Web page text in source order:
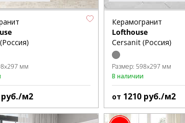
мм
руб./м2
Керамогранит
Lofthouse
Cersanit (Россия)
Размер: 598x297 мм
В наличии
от 1210 руб./м2